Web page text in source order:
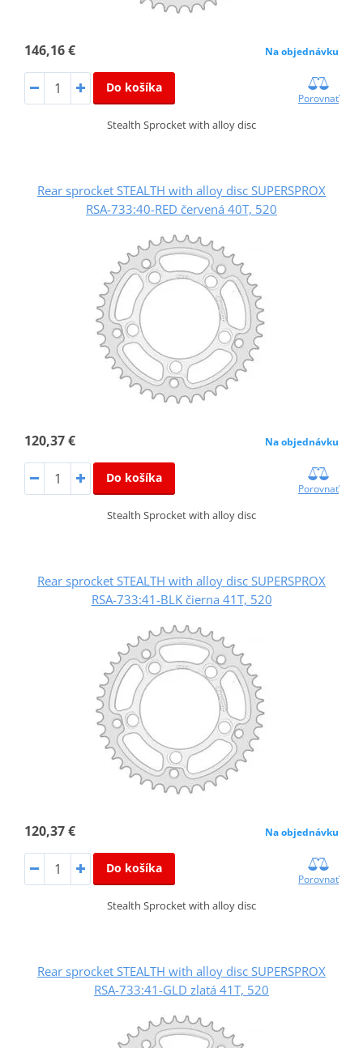
146,16 € Na objednávku
Do košíka
Porovnať
Stealth Sprocket with alloy disc
Rear sprocket STEALTH with alloy disc SUPERSPROX
RSA-733:40-RED červená 40T, 520
120,37 € Na objednávku
Do košíka
Porovnať
Stealth Sprocket with alloy disc
Rear sprocket STEALTH with alloy disc SUPERSPROX
RSA-733:41-BLK čierna 41T, 520
120,37 € Na objednávku
Do košíka
Porovnať
Stealth Sprocket with alloy disc
Rear sprocket STEALTH with alloy disc SUPERSPROX
RSA-733:41-GLD zlatá 41T, 520